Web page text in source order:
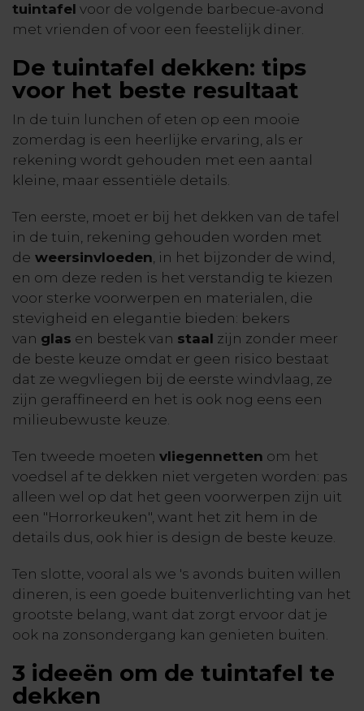
tuintafel voor de volgende barbecue-avond
met vrienden of voor een feestelijk diner.
De tuintafel dekken: tips
voor het beste resultaat
In de tuin lunchen of eten op een mooie
zomerdag is een heerlijke ervaring, als er
rekening wordt gehouden met een aantal
kleine, maar essentiële details.
Ten eerste, moet er bij het dekken van de tafel
in de tuin, rekening gehouden worden met
de weersinvloeden, in het bijzonder de wind,
en om deze reden is het verstandig te kiezen
voor sterke voorwerpen en materialen, die
stevigheid en elegantie bieden: bekers
van glas en bestek van staal zijn zonder meer
de beste keuze omdat er geen risico bestaat
dat ze wegvliegen bij de eerste windvlaag, ze
zijn geraffineerd en het is ook nog eens een
milieubewuste keuze.
Ten tweede moeten vliegennetten om het
voedsel af te dekken niet vergeten worden: pas
alleen wel op dat het geen voorwerpen zijn uit
een "Horrorkeuken", want het zit hem in de
details dus, ook hier is design de beste keuze.
Ten slotte, vooral als we 's avonds buiten willen
dineren, is een goede buitenverlichting van het
grootste belang, want dat zorgt ervoor dat je
ook na zonsondergang kan genieten buiten.
3 ideeën om de tuintafel te
dekken